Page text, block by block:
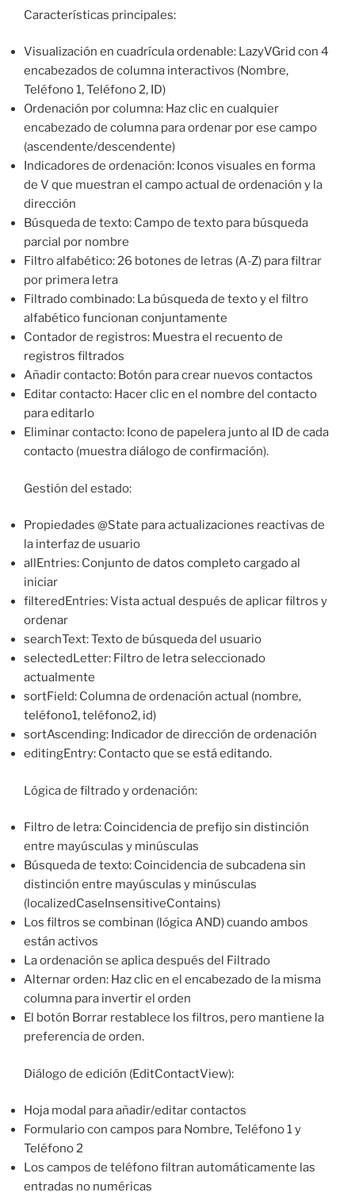
Características principales:
Visualización en cuadrícula ordenable: LazyVGrid con 4
encabezados de columna interactivos (Nombre,
Teléfono 1, Teléfono 2, ID)
Ordenación por columna: Haz clic en cualquier
encabezado de columna para ordenar por ese campo
(ascendente/descendente)
Indicadores de ordenación: Iconos visuales en forma
de V que muestran el campo actual de ordenación y la
dirección
Búsqueda de texto: Campo de texto para búsqueda
parcial por nombre
Filtro alfabético: 26 botones de letras (A-Z) para filtrar
por primera letra
Filtrado combinado: La búsqueda de texto y el filtro
alfabético funcionan conjuntamente
Contador de registros: Muestra el recuento de
registros filtrados
Añadir contacto: Botón para crear nuevos contactos
Editar contacto: Hacer clic en el nombre del contacto
para editarlo
Eliminar contacto: Icono de papelera junto al ID de cada
contacto (muestra diálogo de confirmación).
Gestión del estado:
Propiedades @State para actualizaciones reactivas de
la interfaz de usuario
allEntries: Conjunto de datos completo cargado al
iniciar
filteredEntries: Vista actual después de aplicar filtros y
ordenar
searchText: Texto de búsqueda del usuario
selectedLetter: Filtro de letra seleccionado
actualmente
sortField: Columna de ordenación actual (nombre,
teléfono1, teléfono2, id)
sortAscending: Indicador de dirección de ordenación
editingEntry: Contacto que se está editando.
Lógica de filtrado y ordenación:
Filtro de letra: Coincidencia de prefijo sin distinción
entre mayúsculas y minúsculas
Búsqueda de texto: Coincidencia de subcadena sin
distinción entre mayúsculas y minúsculas
(localizedCaseInsensitiveContains)
Los filtros se combinan (lógica AND) cuando ambos
están activos
La ordenación se aplica después del Filtrado
Alternar orden: Haz clic en el encabezado de la misma
columna para invertir el orden
El botón Borrar restablece los filtros, pero mantiene la
preferencia de orden.
Diálogo de edición (EditContactView):
Hoja modal para añadir/editar contactos
Formulario con campos para Nombre, Teléfono 1 y
Teléfono 2
Los campos de teléfono filtran automáticamente las
entradas no numéricas